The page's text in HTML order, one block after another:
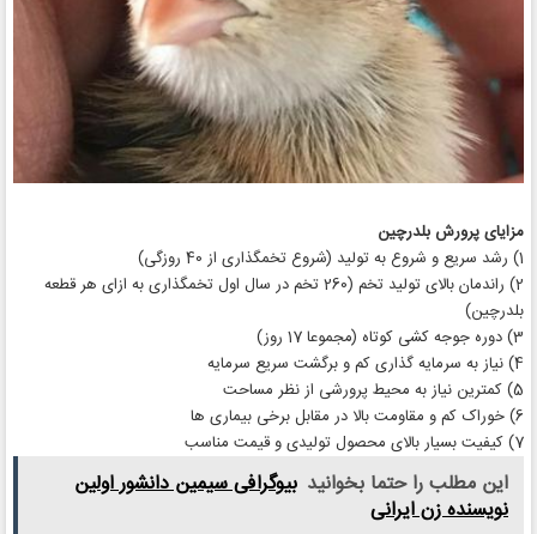
مزایای پرورش بلدرچین
1) رشد سریع و شروع به تولید (شروع تخمگذاری از 40 روزگی)
2) راندمان بالای تولید تخم (260 تخم در سال اول تخمگذاری به ازای هر قطعه
بلدرچین)
3) دوره جوجه کشی کوتاه (مجموعا 17 روز)
4) نیاز به سرمایه گذاری کم و برگشت سریع سرمایه
5) کمترین نیاز به محیط پرورشی از نظر مساحت
6) خوراک کم و مقاومت بالا در مقابل برخی بیماری ها
7) کیفیت بسیار بالای محصول تولیدی و قیمت مناسب
این مطلب را حتما بخوانید بیوگرافی سیمین دانشور اولین
نویسنده زن ایرانی